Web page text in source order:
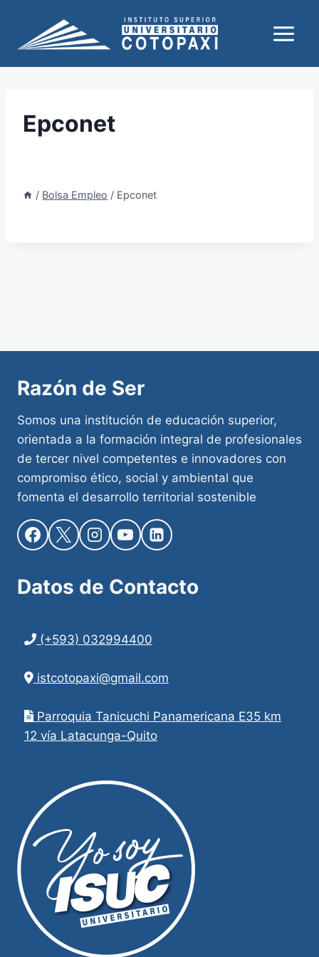
contenido
Epconet
/ Bolsa Empleo / Epconet
Razón de Ser
Somos una institución de educación superior,
orientada a la formación integral de profesionales
de tercer nivel competentes e innovadores con
compromiso ético, social y ambiental que
fomenta el desarrollo territorial sostenible
Datos de Contacto
(+593) 032994400
istcotopaxi@gmail.com
Parroquia Tanicuchi Panamericana E35 km
12 vía Latacunga-Quito